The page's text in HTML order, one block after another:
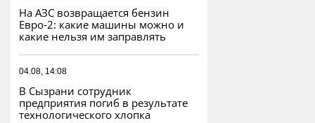
На АЗС возвращается бензин
Евро‑2: какие машины можно и
какие нельзя им заправлять
04.08, 14:08
В Сызрани сотрудник
предприятия погиб в результате
технологического хлопка